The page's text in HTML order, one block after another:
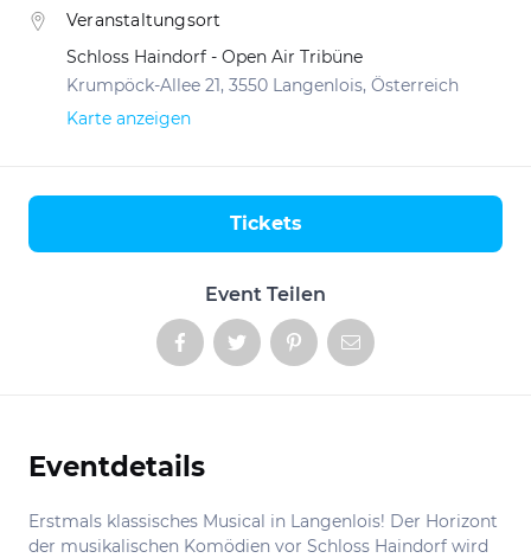
Veranstaltungsort
Schloss Haindorf - Open Air Tribüne
Krumpöck-Allee 21, 3550 Langenlois, Österreich
Karte anzeigen
Event Teilen
Tickets
Informationen
Eventdetails
Erstmals klassisches Musical in Langenlois! Der Horizont
der musikalischen Komödien vor Schloss Haindorf wird